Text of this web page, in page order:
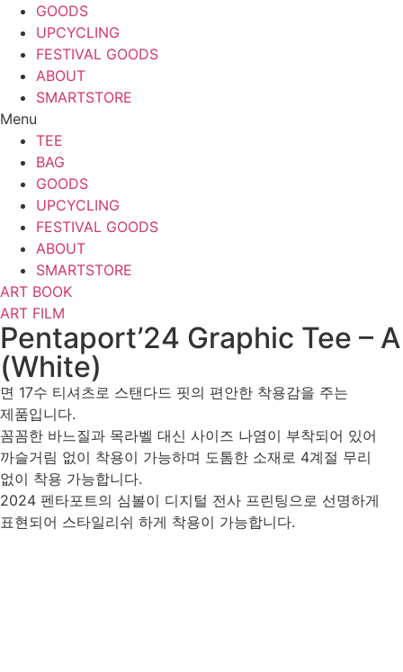
GOODS
UPCYCLING
FESTIVAL GOODS
ABOUT
SMARTSTORE
Menu
TEE
BAG
GOODS
UPCYCLING
FESTIVAL GOODS
ABOUT
SMARTSTORE
ART BOOK
ART FILM
Pentaport’24 Graphic Tee – A
(White)
면 17수 티셔츠로 스탠다드 핏의 편안한 착용감을 주는
제품입니다.
꼼꼼한 바느질과 목라벨 대신 사이즈 나염이 부착되어 있어
까슬거림 없이 착용이 가능하며 도톰한 소재로 4계절 무리
없이 착용 가능합니다.
2024 펜타포트의 심볼이 디지털 전사 프린팅으로 선명하게
표현되어 스타일리쉬 하게 착용이 가능합니다.